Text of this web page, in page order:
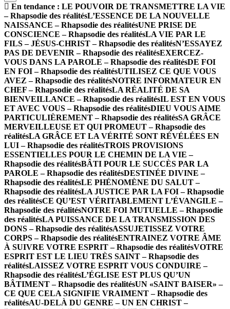
En tendance : LE POUVOIR DE TRANSMETTRE LA VIE
– Rhapsodie des réalitésL’ESSENCE DE LA NOUVELLE
NAISSANCE – Rhapsodie des réalitésUNE PRISE DE
CONSCIENCE – Rhapsodie des réalitésLA VIE PAR LE
FILS – JÉSUS-CHRIST – Rhapsodie des réalitésN’ESSAYEZ
PAS DE DEVENIR – Rhapsodie des réalitésEXERCEZ-
VOUS DANS LA PAROLE – Rhapsodie des réalitésDE FOI
EN FOI – Rhapsodie des réalitésUTILISEZ CE QUE VOUS
AVEZ – Rhapsodie des réalitésNOTRE INFORMATEUR EN
CHEF – Rhapsodie des réalitésLA RÉALITÉ DE SA
BIENVEILLANCE – Rhapsodie des réalitésIL EST EN VOUS
ET AVEC VOUS – Rhapsodie des réalitésDIEU VOUS AIME
PARTICULIÈREMENT – Rhapsodie des réalitésSA GRÂCE
MERVEILLEUSE ET QUI PROMEUT – Rhapsodie des
réalitésLA GRÂCE ET LA VÉRITÉ SONT RÉVÉLÉES EN
LUI – Rhapsodie des réalitésTROIS PROVISIONS
ESSENTIELLES POUR LE CHEMIN DE LA VIE –
Rhapsodie des réalitésBÂTI POUR LE SUCCÈS PAR LA
PAROLE – Rhapsodie des réalitésDESTINÉE DIVINE –
Rhapsodie des réalitésLE PHÉNOMÈNE DU SALUT –
Rhapsodie des réalitésLA JUSTICE PAR LA FOI – Rhapsodie
des réalitésCE QU’EST VÉRITABLEMENT L’ÉVANGILE –
Rhapsodie des réalitésNOTRE FOI MUTUELLE – Rhapsodie
des réalitésLA PUISSANCE DE LA TRANSMISSION DES
DONS – Rhapsodie des réalitésASSUJETISSEZ VOTRE
CORPS – Rhapsodie des réalitésENTRAINEZ VOTRE ÂME
À SUIVRE VOTRE ESPRIT – Rhapsodie des réalitésVOTRE
ESPRIT EST LE LIEU TRÈS SAINT – Rhapsodie des
réalitésLAISSEZ VOTRE ESPRIT VOUS CONDUIRE –
Rhapsodie des réalitésL’ÉGLISE EST PLUS QU’UN
BÂTIMENT – Rhapsodie des réalitésUN «SAINT BAISER» –
CE QUE CELA SIGNIFIE VRAIMENT – Rhapsodie des
réalitésAU-DELÀ DU GENRE – UN EN CHRIST –